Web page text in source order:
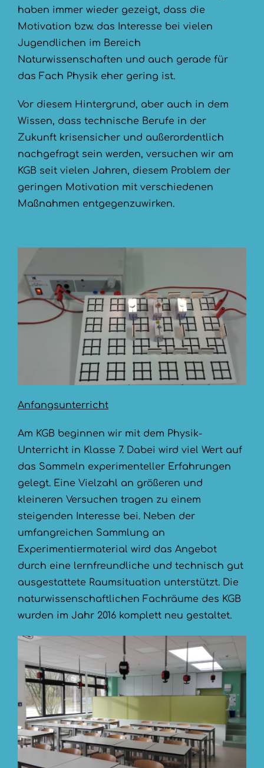
haben immer wieder gezeigt, dass die
Motivation bzw. das Interesse bei vielen
Jugendlichen im Bereich
Naturwissenschaften und auch gerade für
das Fach Physik eher gering ist.
Vor diesem Hintergrund, aber auch in dem
Wissen, dass technische Berufe in der
Zukunft krisensicher und außerordentlich
nachgefragt sein werden, versuchen wir am
KGB seit vielen Jahren, diesem Problem der
geringen Motivation mit verschiedenen
Maßnahmen entgegenzuwirken.
Anfangsunterricht
Am KGB beginnen wir mit dem Physik-
Unterricht in Klasse 7. Dabei wird viel Wert auf
das Sammeln experimenteller Erfahrungen
gelegt. Eine Vielzahl an größeren und
kleineren Versuchen tragen zu einem
steigenden Interesse bei. Neben der
umfangreichen Sammlung an
Experimentiermaterial wird das Angebot
durch eine lernfreundliche und technisch gut
ausgestattete Raumsituation unterstützt. Die
naturwissenschaftlichen Fachräume des KGB
wurden im Jahr 2016 komplett neu gestaltet.